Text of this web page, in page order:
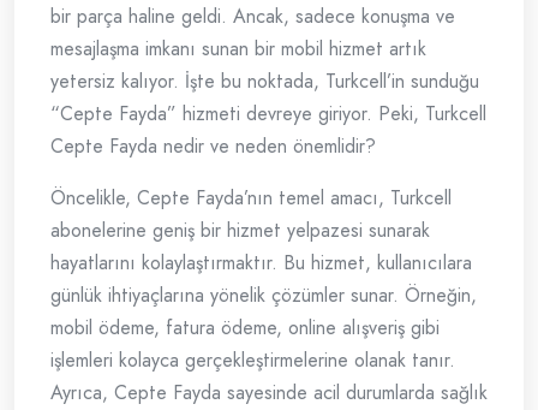
bir parça haline geldi. Ancak, sadece konuşma ve
mesajlaşma imkanı sunan bir mobil hizmet artık
yetersiz kalıyor. İşte bu noktada, Turkcell’in sunduğu
“Cepte Fayda” hizmeti devreye giriyor. Peki, Turkcell
Cepte Fayda nedir ve neden önemlidir?
Öncelikle, Cepte Fayda’nın temel amacı, Turkcell
abonelerine geniş bir hizmet yelpazesi sunarak
hayatlarını kolaylaştırmaktır. Bu hizmet, kullanıcılara
günlük ihtiyaçlarına yönelik çözümler sunar. Örneğin,
mobil ödeme, fatura ödeme, online alışveriş gibi
işlemleri kolayca gerçekleştirmelerine olanak tanır.
Ayrıca, Cepte Fayda sayesinde acil durumlarda sağlık